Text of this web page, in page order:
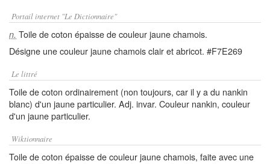
Portail internet "Le Dictionnaire"
n. Toile de coton épaisse de couleur jaune chamois.
Désigne une couleur jaune chamois clair et abricot. #F7E269
Le littré
Toile de coton ordinairement (non toujours, car il y a du nankin
blanc) d'un jaune particulier. Adj. invar. Couleur nankin, couleur
d'un jaune particulier.
Wiktionnaire
Toile de coton épaisse de couleur jaune chamois, faite avec une